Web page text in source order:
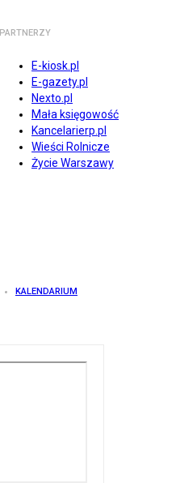
PARTNERZY
E-kiosk.pl
E-gazety.pl
Nexto.pl
Mała księgowość
Kancelarierp.pl
Wieści Rolnicze
Życie Warszawy
KALENDARIUM